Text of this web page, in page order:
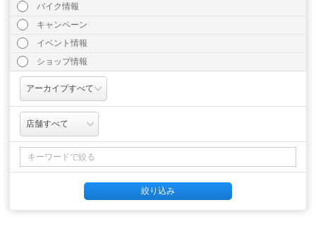
バイク情報
キャンペーン
イベント情報
ショップ情報